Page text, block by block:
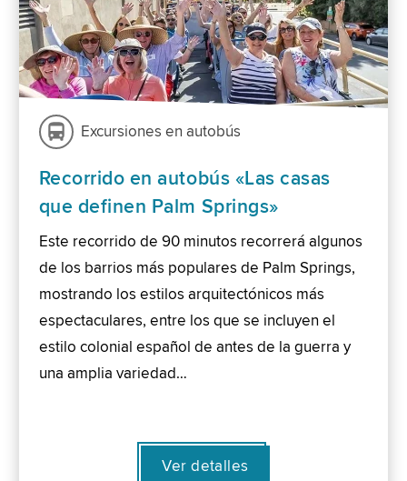
Excursiones en autobús
Recorrido en autobús «Las casas
que definen Palm Springs»
Este recorrido de 90 minutos recorrerá algunos
de los barrios más populares de Palm Springs,
mostrando los estilos arquitectónicos más
espectaculares, entre los que se incluyen el
estilo colonial español de antes de la guerra y
una amplia variedad…
Ver detalles